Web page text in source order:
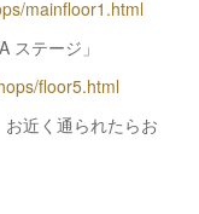
mainfloor1.html
ステージ」
floor5.html
近く通られたらお